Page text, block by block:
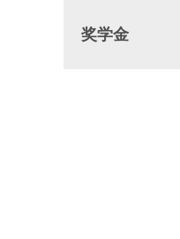
奖学金